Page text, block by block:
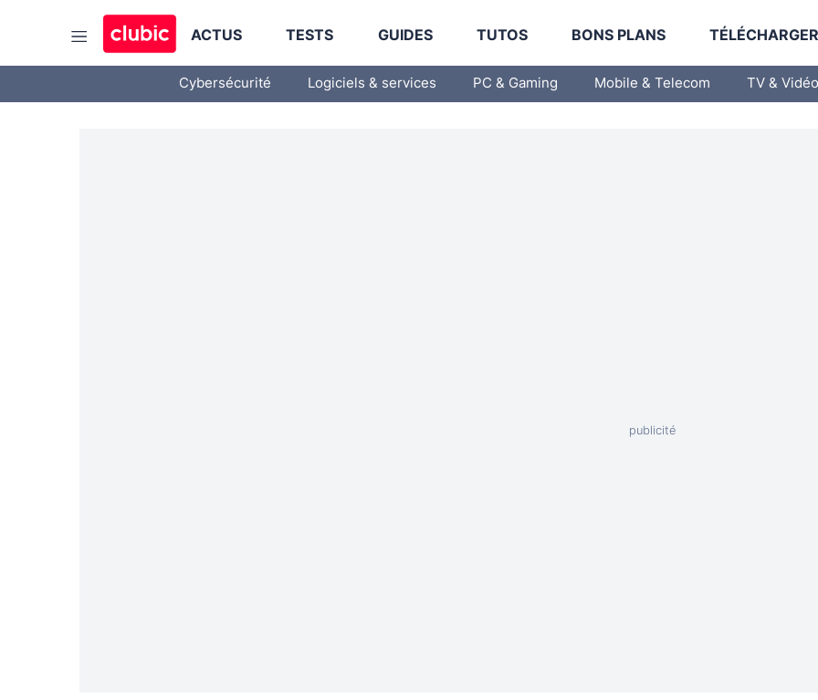
ACTUS TESTS GUIDES TUTOS BONS PLANS
Cybersécurité Logiciels & services PC & Gaming Mobile & Telecom TV & Vidéo